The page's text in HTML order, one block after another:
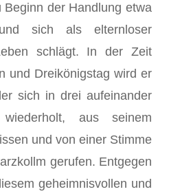
der Handlung etwa
sich als elternloser
schlägt. In der Zeit
und Dreikönigstag wird er
sich in drei aufeinander
aus seinem
und von einer Stimme
gerufen. Entgegen
geheimnisvollen und